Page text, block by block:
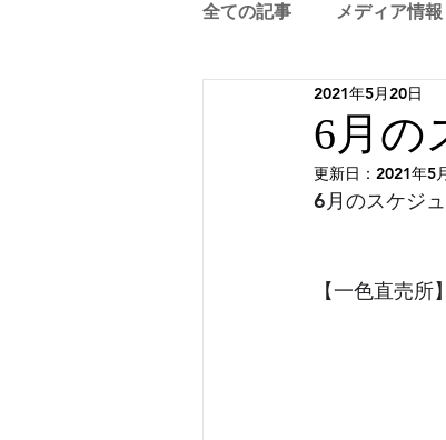
全ての記事 メディア情報
6月の
2021年5月20日
更新日： 2021年5
6月のスケジ
【一色直売所】